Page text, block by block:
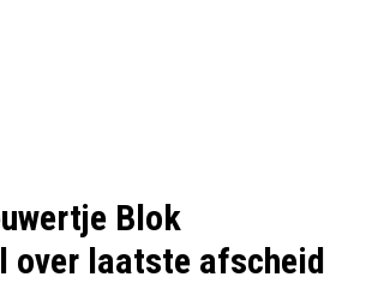
Blok
over laatste afscheid